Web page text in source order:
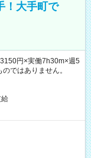
！大手町で
円×実働7h30m×週5
ではありません。